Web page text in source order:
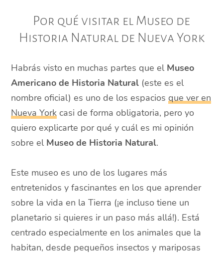
Por qué visitar el Museo de
Historia Natural de Nueva York
Habrás visto en muchas partes que el Museo
Americano de Historia Natural (este es el
nombre oficial) es uno de los espaciosque ver en
Nueva York casi de forma obligatoria, pero yo
quiero explicarte por qué y cuál es mi opinión
sobre el Museo de Historia Natural.
Este museo es uno de los lugares más
entretenidos y fascinantes en los que aprender
sobre la vida en la Tierra (¡e incluso tiene un
planetario si quieres ir un paso más allá!). Está
centrado especialmente en los animales que la
habitan, desde pequeños insectos y mariposas